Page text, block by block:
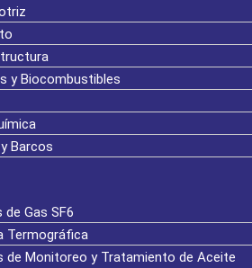
y Biocombustibles
Barcos
de Gas SF6
Termográfica
de Monitoreo y Tratamiento de Aceite